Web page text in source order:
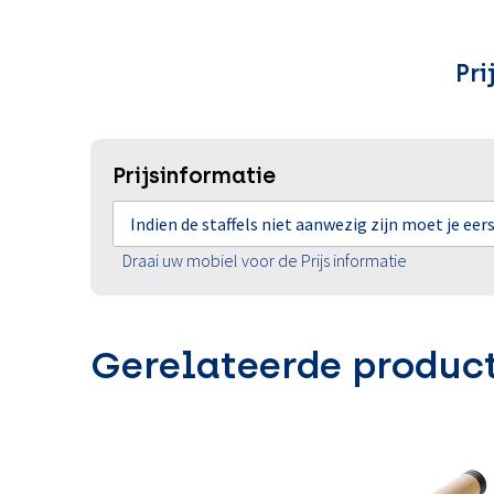
Prijsinformatie
Indien de staffels niet aanwezig zijn moet je
Draai uw mobiel voor de Prijs informatie
Gerelateerde